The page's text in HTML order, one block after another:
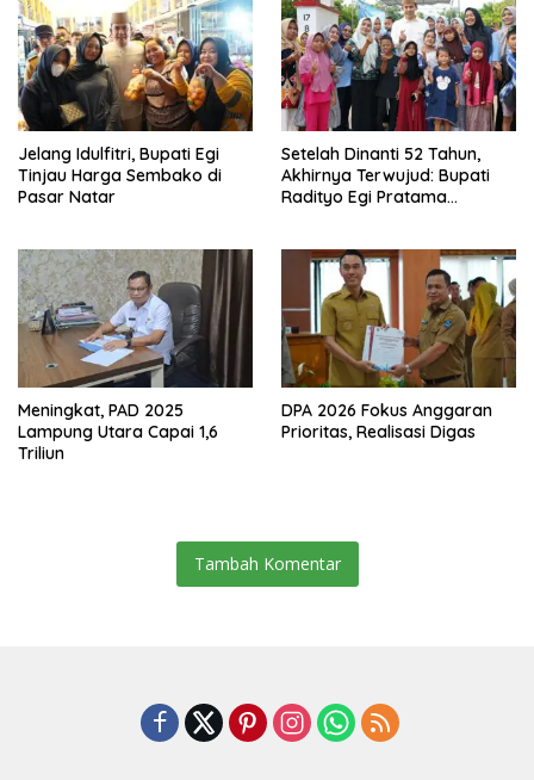
Jelang Idulfitri, Bupati Egi
Tinjau Harga Sembako di
Pasar Natar
Setelah Dinanti 52 Tahun,
Akhirnya Terwujud: Bupati
Radityo Egi Pratama
Meningkat, PAD 2025
Lampung Utara Capai 1,6
Triliun
DPA 2026 Fokus Anggaran
Prioritas, Realisasi Digas
Tambah Komentar